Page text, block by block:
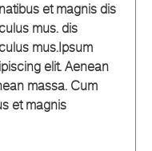
et magnis dis
mus. dis
mus.Ipsum
elit. Aenean
massa. Cum
et magnis